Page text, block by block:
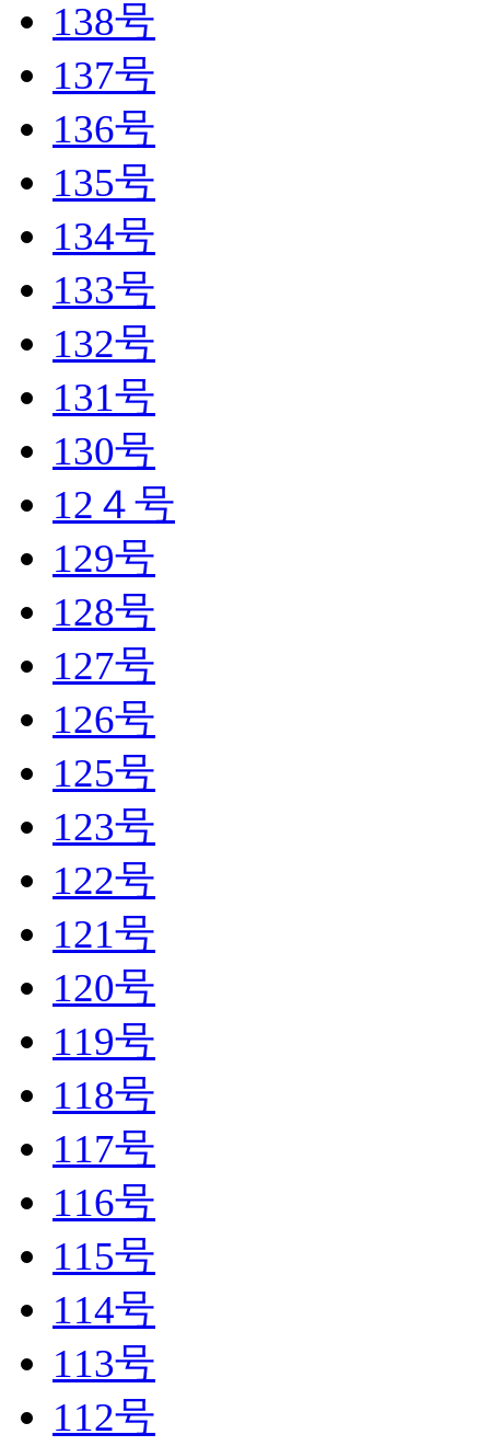
138号
137号
136号
135号
134号
133号
132号
131号
130号
12４号
129号
128号
127号
126号
125号
123号
122号
121号
120号
119号
118号
117号
116号
115号
114号
113号
112号